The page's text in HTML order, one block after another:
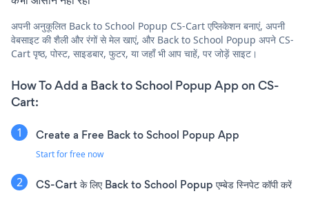
अपनी अनुकूलित Back to School Popup CS-Cart एप्लिकेशन बनाएं, अपनी
वेबसाइट की शैली और रंगों से मेल खाएं, और Back to School Popup अपने CS-
Cart पृष्ठ, पोस्ट, साइडबार, फुटर, या जहाँ भी आप चाहें, पर जोड़ें साइट।
How To Add a Back to School Popup App on CS-
Cart:
Create a Free Back to School Popup App
Start for free now
CS-Cart के लिए Back to School Popup एम्बेड स्निपेट कॉपी करें